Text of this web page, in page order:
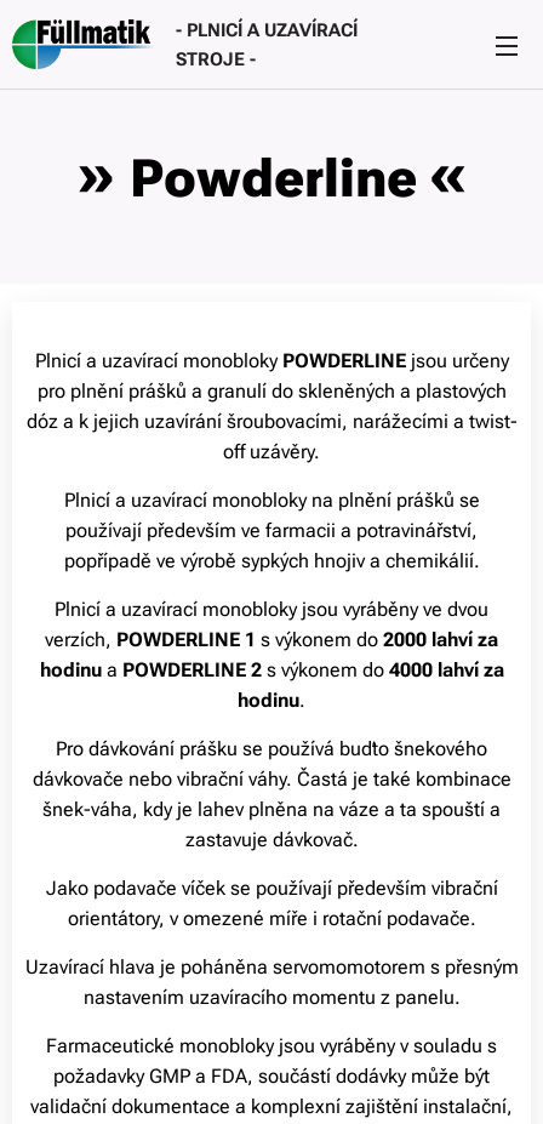
- PLNICÍ A UZAVÍRACÍ
STROJE -
» Powderline «
Plnicí a uzavírací monobloky POWDERLINE jsou určeny
pro plnění prášků a granulí do skleněných a plastových
dóz a k jejich uzavírání šroubovacími, narážecími a twist-
off uzávěry.
Plnicí a uzavírací monobloky na plnění prášků se
používají především ve farmacii a potravinářství,
popřípadě ve výrobě sypkých hnojiv a chemikálií.
Plnicí a uzavírací monobloky jsou vyráběny ve dvou
verzích, POWDERLINE 1 s výkonem do 2000 lahví za
hodinua POWDERLINE 2s výkonem do 4000 lahví za
hodinu.
Pro dávkování prášku se používá buďto šnekového
dávkovače nebo vibrační váhy. Častá je také kombinace
šnek-váha, kdy je lahev plněna na váze a ta spouští a
zastavuje dávkovač.
Jako podavače víček se používají především vibrační
orientátory, v omezené míře i rotační podavače.
Uzavírací hlava je poháněna servomomotorem s přesným
nastavením uzavíracího momentu z panelu.
Farmaceutické monobloky jsou vyráběny v souladu s
požadavky GMP a FDA, součástí dodávky může být
validační dokumentace a komplexní zajištění instalační,